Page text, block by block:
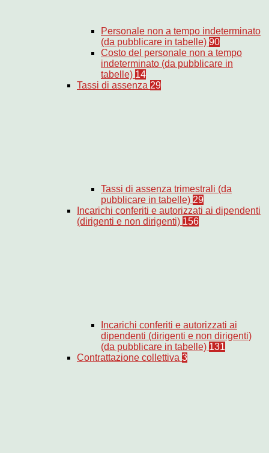
Personale non a tempo indeterminato
(da pubblicare in tabelle) 90
Costo del personale non a tempo
indeterminato (da pubblicare in
tabelle) 14
Tassi di assenza 29
Tassi di assenza trimestrali (da
pubblicare in tabelle) 29
Incarichi conferiti e autorizzati ai dipendenti
(dirigenti e non dirigenti) 156
Incarichi conferiti e autorizzati ai
dipendenti (dirigenti e non dirigenti)
(da pubblicare in tabelle) 131
Contrattazione collettiva 3